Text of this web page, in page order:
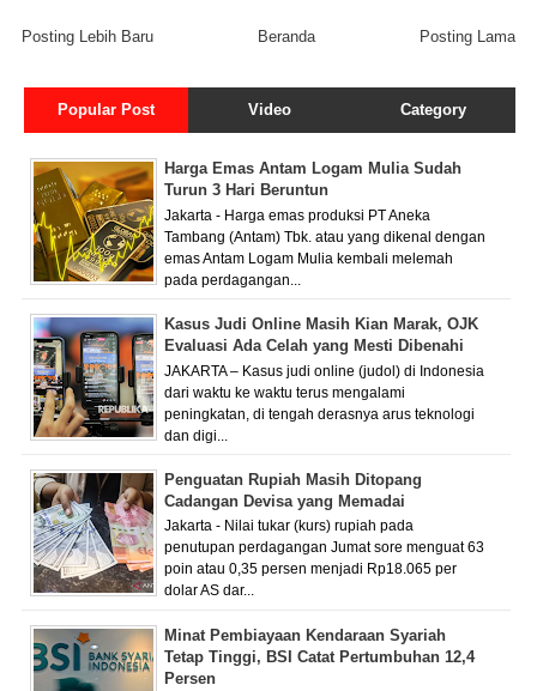
Posting Lebih Baru Posting Lama
Beranda
Popular Post Video Category
Harga Emas Antam Logam Mulia Sudah
Turun 3 Hari Beruntun
Jakarta - Harga emas produksi PT Aneka
Tambang (Antam) Tbk. atau yang dikenal dengan
emas Antam Logam Mulia kembali melemah
pada perdagangan...
Kasus Judi Online Masih Kian Marak, OJK
Evaluasi Ada Celah yang Mesti Dibenahi
JAKARTA – Kasus judi online (judol) di Indonesia
dari waktu ke waktu terus mengalami
peningkatan, di tengah derasnya arus teknologi
dan digi...
Penguatan Rupiah Masih Ditopang
Cadangan Devisa yang Memadai
Jakarta - Nilai tukar (kurs) rupiah pada
penutupan perdagangan Jumat sore menguat 63
poin atau 0,35 persen menjadi Rp18.065 per
dolar AS dar...
Minat Pembiayaan Kendaraan Syariah
Tetap Tinggi, BSI Catat Pertumbuhan 12,4
Persen